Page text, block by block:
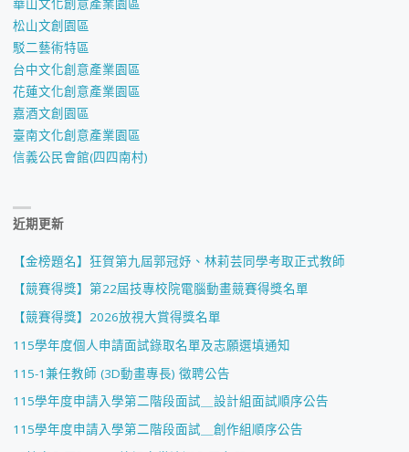
華山文化創意產業園區
松山文創園區
駁二藝術特區
台中文化創意產業園區
花蓮文化創意產業園區
嘉酒文創園區
臺南文化創意產業園區
信義公民會館(四四南村)
近期更新
【金榜題名】狂賀第九屆郭冠妤、林莉芸同學考取正式教師
【競賽得獎】第22屆技專校院電腦動畫競賽得獎名單
【競賽得獎】2026放視大賞得獎名單
115學年度個人申請面試錄取名單及志願選填通知
115-1兼任教師 (3D動畫專長) 徵聘公告
115學年度申請入學第二階段面試＿設計組面試順序公告
115學年度申請入學第二階段面試＿創作組順序公告